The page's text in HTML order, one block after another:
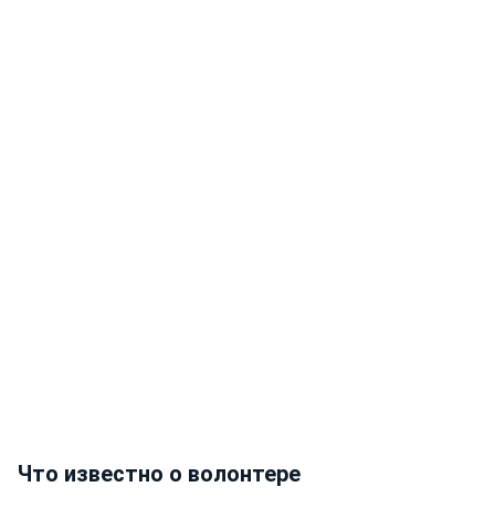
Что известно о волонтере